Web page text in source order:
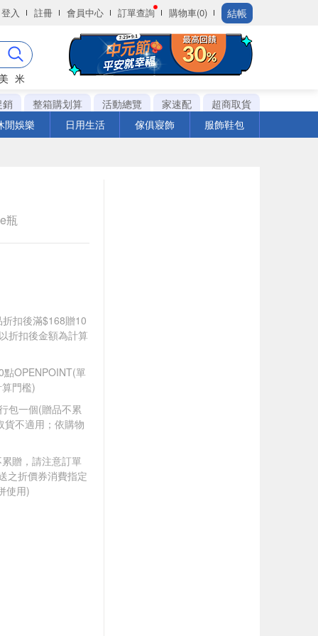
登入 註冊 會員中心 訂單查詢 購物車(0) 結帳
米
銷
整箱購划算 活動總覽 家速配
超商取貨
閒娛樂
日用生活 傢俱寢飾 服飾鞋包
瓶
扣後滿$168贈10
折扣後金額為計算
OPENPOINT(單
門檻)
包一個​(贈品不累
貨不適用；依購物
贈，請注意訂單
之折價券消費指定
使用)